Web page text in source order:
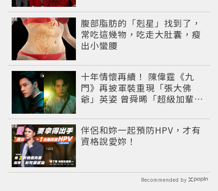
腹部脂肪的「剋星」找到了，
常吃這幾物，吃走大肚囊，瘦
出小蠻腰
PR
十年情懷再續！ 陳偉霆《九
門》再披軍裝重現「張大佛
爺」英姿 曾舜晞「超級加輩」
伴侶和妳一起預防HPV，才有
資格說愛妳！
PR
Recommended by